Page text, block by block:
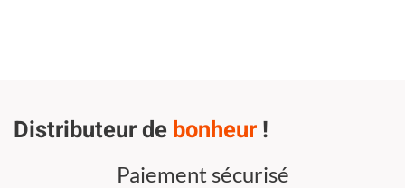
Distributeur debonheur!
Paiement sécurisé